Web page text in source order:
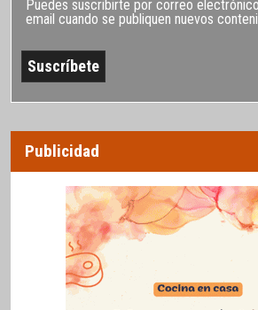
Puedes suscribirte por correo
email cuando se publiquen nuevos
Publicidad